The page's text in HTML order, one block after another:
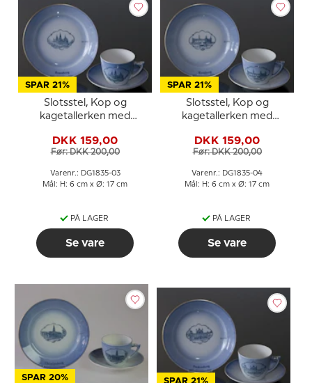
SPAR 21%
Slotsstel, Kop og
kagetallerken med
Grøndahl
DKK 159,00
Før: DKK 200,00
Varenr.: DG1835-03
Mål: H: 6 cm x Ø: 17 cm
PÅ LAGER
Se vare
SPAR 21%
Slotsstel, Kop og
kagetallerken med
Grøndahl
DKK 159,00
Før: DKK 200,00
Varenr.: DG1835-04
Mål: H: 6 cm x Ø: 17 cm
PÅ LAGER
Se vare
SPAR 20%